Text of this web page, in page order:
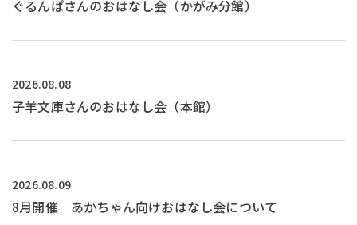
ぐるんぱさんのおはなし会（かがみ分館）
2026.08.08
子羊文庫さんのおはなし会（本館）
2026.08.09
8月開催 あかちゃん向けおはなし会について